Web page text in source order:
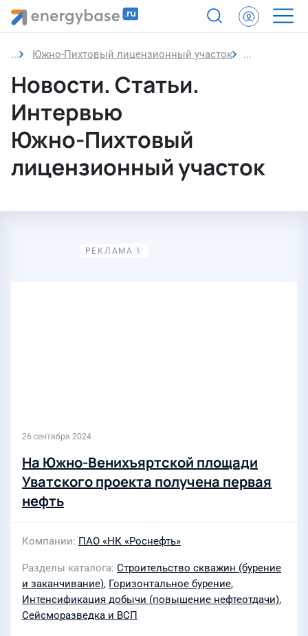
Южно-Пихтовый лицензионный участок Новости
Новости. Статьи.
Интервью
Южно-Пихтовый
лицензионный участок
26 сентября 2024
На Южно-Венихъяртской площади
Уватского проекта получена первая
нефть
Компании ПАО «НК «Роснефть»
Разделы каталога Строительство скважин (бурение
и заканчивание), Горизонтальное бурение,
Интенсификация добычи (повышение нефтеотдачи),
Сейсморазведка и ВСП